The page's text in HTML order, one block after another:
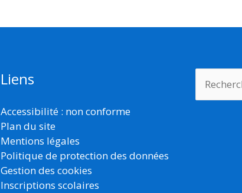
Liens
Accessibilité : non conforme
Plan du site
Mentions légales
Politique de protection des données
Gestion des cookies
Inscriptions scolaires